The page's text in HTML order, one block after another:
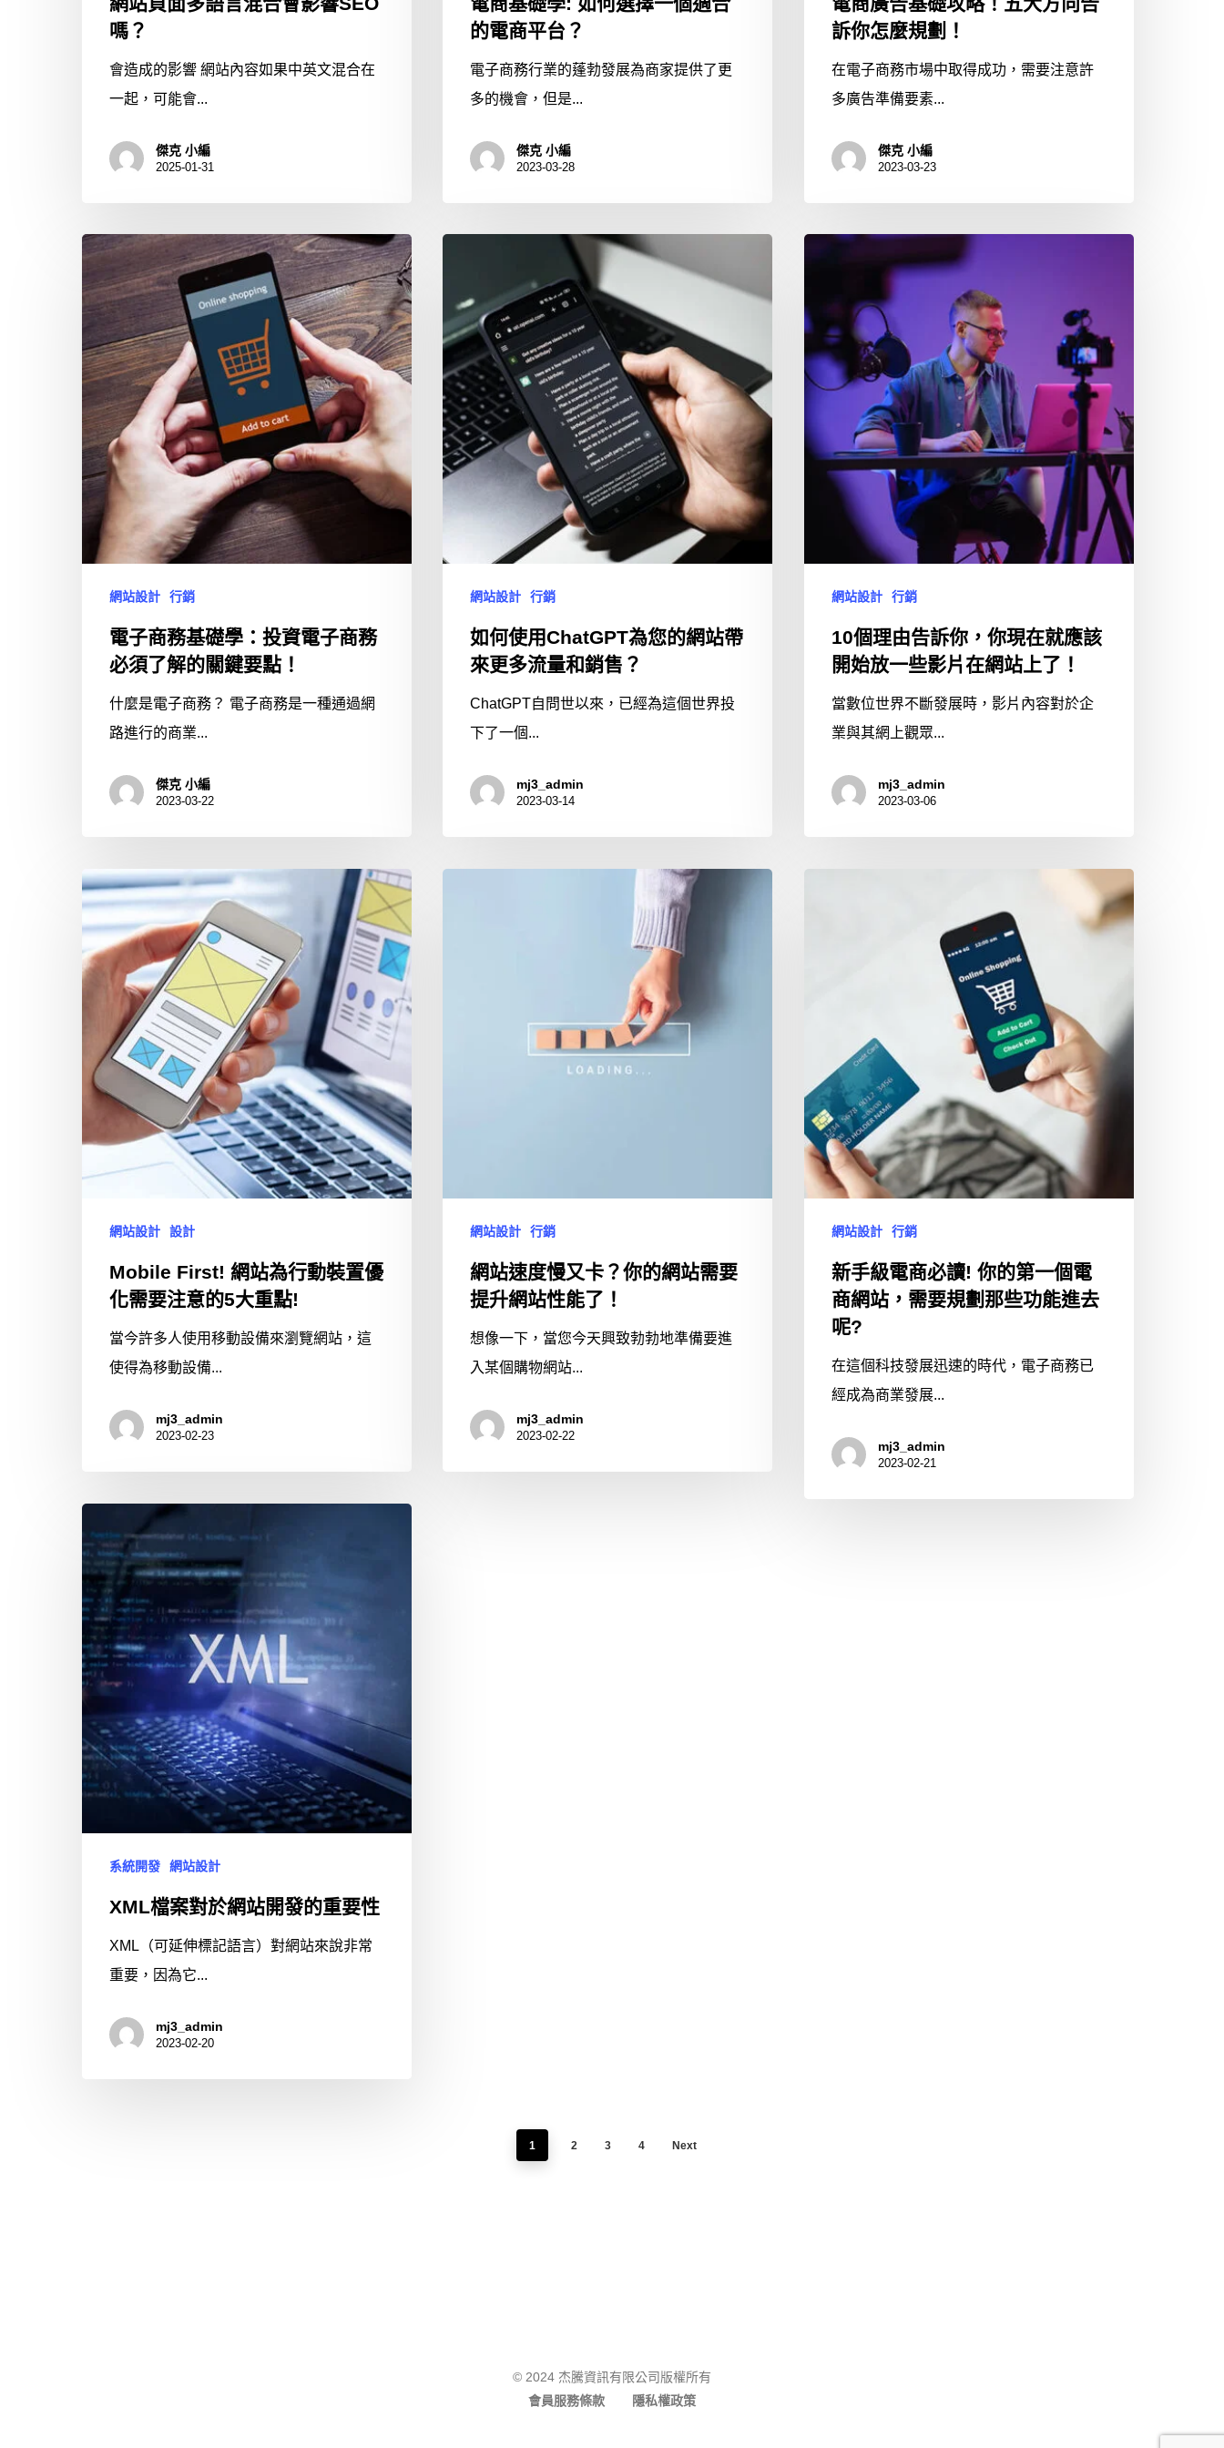
嗎？
會造成的影響 網站內容如果中英文混合在
一起，可能會...
傑克 小編
2025-01-31
的電商平台？
電子商務行業的蓬勃發展為商家提供了更
多的機會，但是...
傑克 小編
2023-03-28
訴你怎麼規劃！
在電子商務市場中取得成功，需要注意許
多廣告準備要素...
傑克 小編
2023-03-23
網站設計 行銷
電子商務基礎學：投資電子商務
必須了解的關鍵要點！
什麼是電子商務？ 電子商務是一種通過網
路進行的商業...
傑克 小編
2023-03-22
網站設計 行銷
如何使用ChatGPT為您的網站帶
來更多流量和銷售？
ChatGPT自問世以來，已經為這個世界投
下了一個...
mj3_admin
2023-03-14
網站設計 行銷
10個理由告訴你，你現在就應該
開始放一些影片在網站上了！
當數位世界不斷發展時，影片內容對於企
業與其網上觀眾...
mj3_admin
2023-03-06
網站設計 設計
Mobile First! 網站為行動裝置優
化需要注意的5大重點!
當今許多人使用移動設備來瀏覽網站，這
使得為移動設備...
mj3_admin
2023-02-23
網站設計 行銷
網站速度慢又卡？你的網站需要
提升網站性能了！
想像一下，當您今天興致勃勃地準備要進
入某個購物網站...
mj3_admin
2023-02-22
網站設計 行銷
新手級電商必讀! 你的第一個電
商網站，需要規劃那些功能進去
呢?
在這個科技發展迅速的時代，電子商務已
經成為商業發展...
mj3_admin
2023-02-21
系統開發 網站設計
XML檔案對於網站開發的重要性
XML（可延伸標記語言）對網站來說非常
重要，因為它...
mj3_admin
2023-02-20
1 2 3 4 Next
© 2024 杰騰資訊有限公司版權所有
會員服務條款
隱私權政策